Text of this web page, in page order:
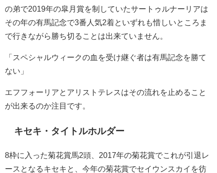
の弟で2019年の皐月賞を制していたサートゥルナーリアは
その年の有馬記念で3番人気2着といずれも惜しいところま
で行きながら勝ち切ることは出来ていません。
「スペシャルウィークの血を受け継ぐ者は有馬記念を勝て
ない」
エフフォーリアとアリストテレスはその流れを止めること
が出来るのか注目です。
キセキ・タイトルホルダー
8枠に入った菊花賞馬2頭、2017年の菊花賞でこれが引退レ
ースとなるキセキと、今年の菊花賞でセイウンスカイを彷